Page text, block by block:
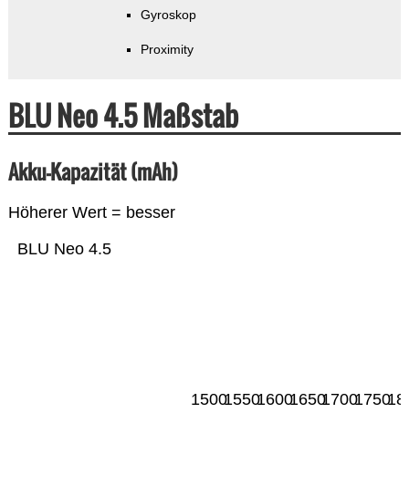
Gyroskop
Proximity
BLU Neo 4.5 Maßstab
Akku-Kapazität (mAh)
Höherer Wert = besser
BLU Neo 4.5
150015501600165017001750